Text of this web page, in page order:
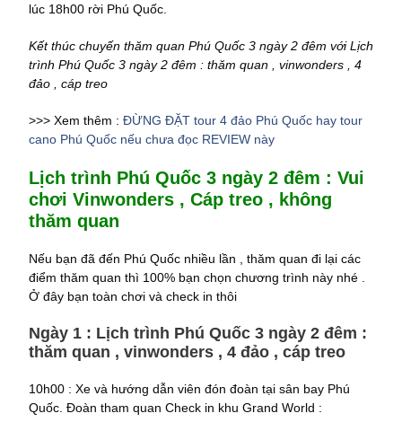
lúc 18h00 rời Phú Quốc.
Kết thúc chuyến thăm quan Phú Quốc 3 ngày 2 đêm với Lịch
trình Phú Quốc 3 ngày 2 đêm : thăm quan , vinwonders , 4
đảo , cáp treo
>>> Xem thêm : ĐỪNG ĐẶT tour 4 đảo Phú Quốc hay tour
cano Phú Quốc nếu chưa đọc REVIEW này
Lịch trình Phú Quốc 3 ngày 2 đêm : Vui
chơi Vinwonders , Cáp treo , không
thăm quan
Nếu bạn đã đến Phú Quốc nhiều lần , thăm quan đi lại các
điểm thăm quan thì 100% bạn chọn chương trình này nhé .
Ở đây bạn toàn chơi và check in thôi
Ngày 1 : Lịch trình Phú Quốc 3 ngày 2 đêm :
thăm quan , vinwonders , 4 đảo , cáp treo
10h00 : Xe và hướng dẫn viên đón đoàn tại sân bay Phú
Quốc. Đoàn tham quan Check in khu Grand World :